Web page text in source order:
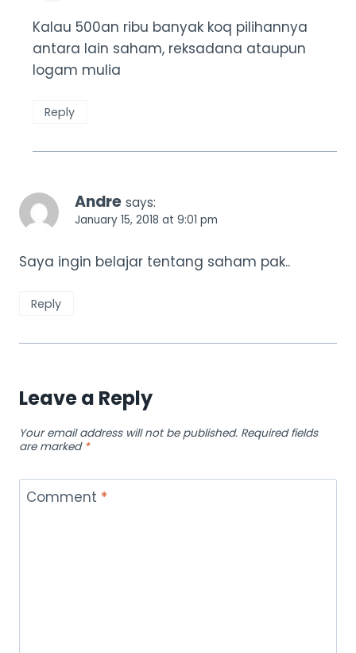
Kalau 500an ribu banyak koq pilihannya
antara lain saham, reksadana ataupun
logam mulia
Reply
Andre says:
January 15, 2018 at 9:01 pm
Saya ingin belajar tentang saham pak..
Reply
Leave a Reply
Your email address will not be published. Required fields
are marked *
Comment *